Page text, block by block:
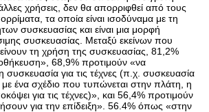
χρήσεις, δεν θα απορριφθεί από τους
τα οποία είναι ισοδύναμα με τη
συσκευασίας και είναι μια μορφή
συσκευασίας. Μεταξύ εκείνων που
τη χρήση της συσκευασίας, 81,2%
68,9% προτιμούν «να
συσκευασία για τις τέχνες (π.χ. συσκευασία
ένα σχέδιο που τυπώνεται στην πλάτη, η
για τις τέχνες)», και 56,4% προτιμούν
για την επίδειξη». 56.4% όπως «στην